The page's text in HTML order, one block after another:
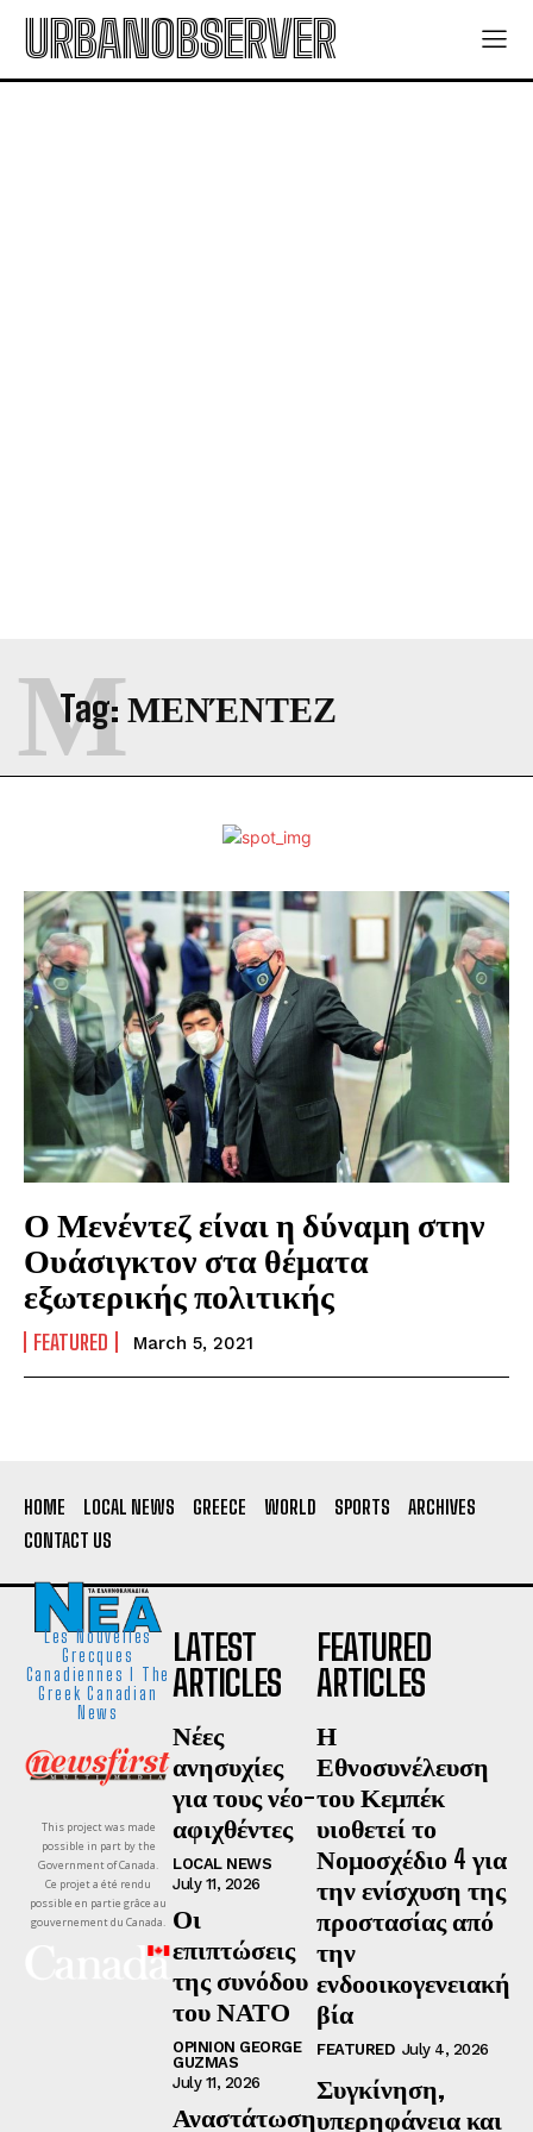
URBANOBSERVER
Tag: ΜΕΝΈΝΤΕΖ
Μ
Ο Μενέντεζ είναι η δύναμη στην
Ουάσιγκτον στα θέματα
εξωτερικής πολιτικής
FEATURED March 5, 2021
HOME LOCAL NEWS GREECE WORLD SPORTS
ARCHIVES
CONTACT US
Les Nouvelles
Grecques
Canadiennes I The
Greek Canadian
News
This project was made
possible in part by the
Government of Canada.
Ce projet a été rendu
possible en partie grâce au
gouvernement du Canada.
LATEST
ARTICLES
Νέες
ανησυχίες
για τους νέο-
αφιχθέντες
LOCAL NEWS
July 11, 2026
Οι
επιπτώσεις
της συνόδου
του ΝΑΤΟ
OPINION GEORGE
GUZMAS
July 11, 2026
Αναστάτωση
FEATURED
ARTICLES
Η
Εθνοσυνέλευση
του Κεμπέκ
υιοθετεί το
Νομοσχέδιο 4 για
την ενίσχυση της
προστασίας από
την
ενδοοικογενειακή
βία
FEATURED July 4, 2026
Συγκίνηση,
υπερηφάνεια και